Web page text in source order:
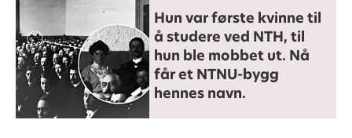
Hun var første kvinne til
å studere ved NTH, til
hun ble mobbet ut. Nå
får et NTNU-bygg
hennes navn.